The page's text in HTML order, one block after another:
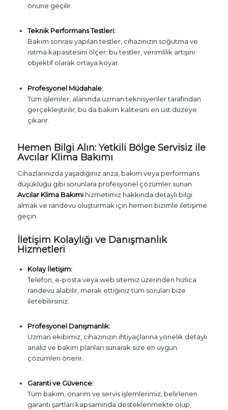
önüne geçilir.
Teknik Performans Testleri:
Bakım sonrası yapılan testler, cihazınızın soğutma ve
ısıtma kapasitesini ölçer; bu testler, verimlilik artışını
objektif olarak ortaya koyar.
Profesyonel Müdahale:
Tüm işlemler, alanında uzman teknisyenler tarafından
gerçekleştirilir; bu da bakım kalitesini en üst düzeye
çıkarır.
Hemen Bilgi Alın: Yetkili Bölge Servisiz ile
Avcılar Klima Bakımı
Cihazlarınızda yaşadığınız arıza, bakım veya performans
düşüklüğü gibi sorunlara profesyonel çözümler sunan
Avcılar Klima Bakımıhizmetimiz hakkında detaylı bilgi
almak ve randevu oluşturmak için hemen bizimle iletişime
geçin.
İletişim Kolaylığı ve Danışmanlık
Hizmetleri
Kolay İletişim:
Telefon, e-posta veya web sitemiz üzerinden hızlıca
randevu alabilir, merak ettiğiniz tüm soruları bize
iletebilirsiniz.
Profesyonel Danışmanlık:
Uzman ekibimiz, cihazınızın ihtiyaçlarına yönelik detaylı
analiz ve bakım planları sunarak size en uygun
çözümleri önerir.
Garanti ve Güvence:
Tüm bakım, onarım ve servis işlemlerimiz, belirlenen
garanti şartları kapsamında desteklenmekte olup,